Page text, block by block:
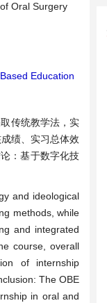
Oral Surgery
Education
传统教学法，实
绩、实习总体效
：基于数字化技
and ideological
methods, while
and integrated
course, overall
of internship
The OBE
in oral and